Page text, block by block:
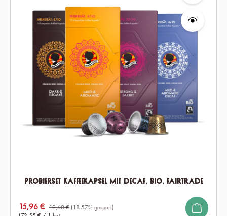
Probierset Kaffeekapsel mit Decaf, Bio, Fairtrade
Verkaufspreis:
15,96 € 19,60 € (18.57% gespart)